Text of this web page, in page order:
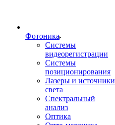
Фотоника
Cистемы
видеорегистрации
Системы
позиционирования
Лазеры и источники
света
Спектральный
анализ
Оптика